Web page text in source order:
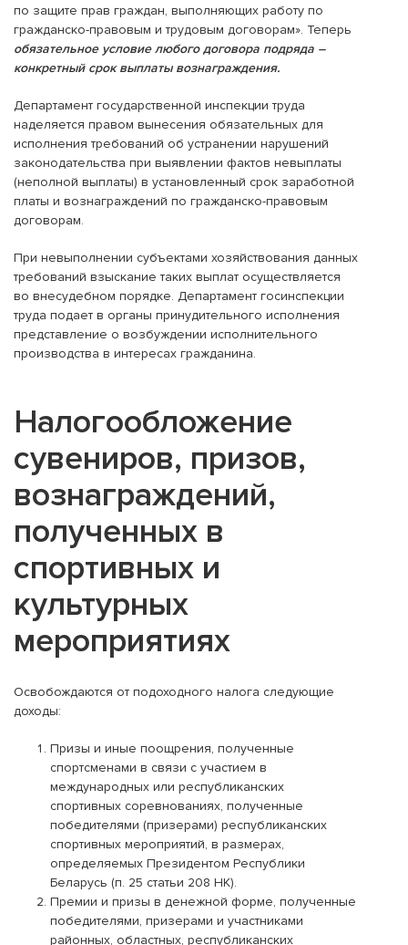
по защите прав граждан, выполняющих работу по
гражданско-правовым и трудовым договорам». Теперь
обязательное условие любого договора подряда –
конкретный срок выплаты вознаграждения.
Департамент государственной инспекции труда
наделяется правом вынесения обязательных для
исполнения требований об устранении нарушений
законодательства при выявлении фактов невыплаты
(неполной выплаты) в установленный срок заработной
платы и вознаграждений по гражданско-правовым
договорам.
При невыполнении субъектами хозяйствования данных
требований взыскание таких выплат осуществляется
во внесудебном порядке. Департамент госинспекции
труда подает в органы принудительного исполнения
представление о возбуждении исполнительного
производства в интересах гражданина.
Налогообложение
сувениров, призов,
вознаграждений,
полученных в
спортивных и
культурных
мероприятиях
Освобождаются от подоходного налога следующие
доходы:
Призы и иные поощрения, полученные
спортсменами в связи с участием в
международных или республиканских
спортивных соревнованиях, полученные
победителями (призерами) республиканских
спортивных мероприятий, в размерах,
определяемых Президентом Республики
Беларусь (п. 25 статьи 208 НК).
Премии и призы в денежной форме, полученные
победителями, призерами и участниками
районных, областных, республиканских